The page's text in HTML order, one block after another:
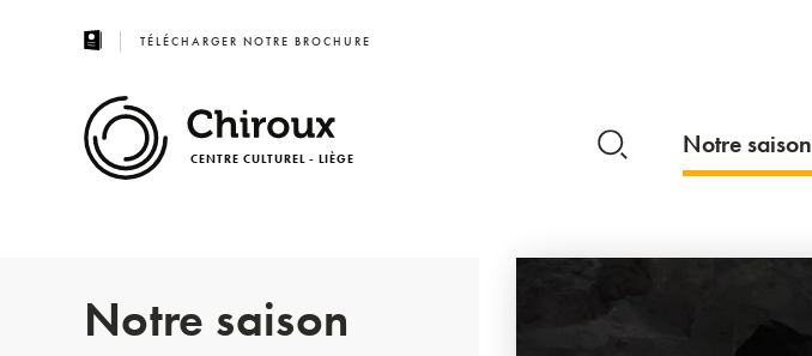
TÉLÉCHARGER NOTRE BROCHURE
CENTRE CULTUREL - LIÈGE Notre saison
Notre saison